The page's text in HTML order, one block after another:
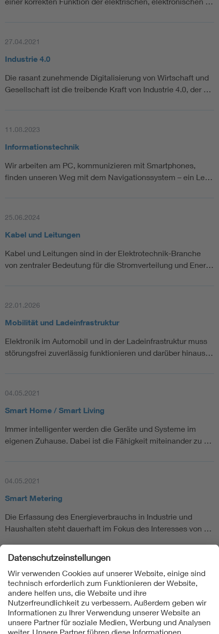
27.04.2021
Industrie 4.0
Die rasant zunehmende Digitalisierung von Wirtschaft und
Gesellschaft ist die treibende Kraft von Industrie 4.0, der …
11.08.2023
Informationstechnik
Wir arbeiten am PC, kommunizieren mit Smartphones,
finden unseren Weg mit dem Navigationssystem – ein Le…
25.06.2024
Kabel und Leitungen
Kabel und Leitungen sind in der Elektrotechnik-Branche
von zentraler Bedeutung für die Stromverteilung und Ener…
22.01.2026
Mobilität und Ladeinfrastruktur
Elektronik im Automobil und in der Ladeinfrastruktur muss
störungsfrei zuverlässig funktionieren und darüber hinaus…
04.05.2021
Smart Home / Smart Living
Immer intelligenter werden die Geräte und Systeme im
eigenen Zuhause. Dabei ist die Fähigkeit miteinander zu …
04.05.2021
Smart Metering
Die Erfassung des Energieverbrauchs in Industrie und
Haushalten steht dauerhaft im Fokus des Interesses von …
Folgen Sie uns